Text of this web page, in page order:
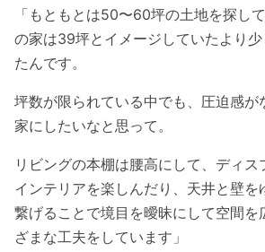
「もともとは50〜60坪の土地を探し
の家は39坪とイメージしていたより
たんです。
坪数が限られている中でも、圧迫感が
家にしたいなと思って。
リビングの本棚は腰高にして、ディ
インテリアを楽しんだり、天井と壁を
繋げることで境目を曖昧にして空間を
ざまな工夫をしています」